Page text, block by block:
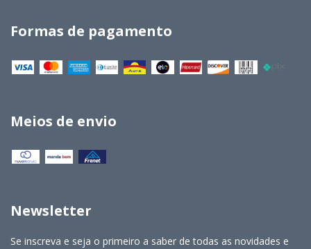
Formas de pagamento
Meios de envio
Newsletter
Se inscreva e seja o primeiro a saber de todas as novidades e